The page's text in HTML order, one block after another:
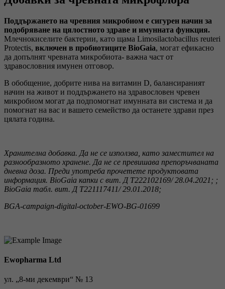
Поддържането на чревния микробиом е сигурен начин за
подобряване на цялостното здраве и имунната функция.
Млечнокиселите бактерии, като щама Limosilactobacillus reuteri
Protectis, включен в пробиотиците BioGaia, могат ефикасно
да допълнят чревната микробиота- важна част от
здравословния имунен отговор.
В обобщение, добрите нива на витамин D, балансираният
начин на живот и поддържането на здравословен чревен
микробиом могат да подпомогнат имунната ви система и да
помогнат на вас и вашето семейство да останете здрави през
цялата година.
Хранителна добавка. Да не се използва, като заместител на
разнообразното хранене. Да не се превишава препоръчваната
дневна доза. Преди употреба прочетете продуктовата
информация. BioGaia капки с вит. Д Т222102169/ 28.04.2021; ;
BioGaia табл. вит. Д Т221117411/ 29.01.2018;
BGA-campaign-digital-october-EWO-BG-01699
Ewopharma Ltd
ул. „8-ми декември“ № 13